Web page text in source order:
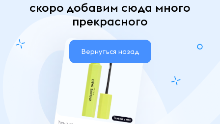
скоро добавим сюда много
прекрасного
Вернуться назад